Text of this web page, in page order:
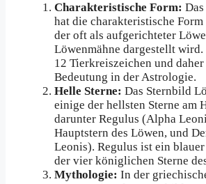
Charakteristische Form:
hat die charakteristische
der oft als aufgerichteter
Löwenmähne dargestellt wird.
12 Tierkreiszeichen und
Bedeutung in der Astrologie.
Helle Sterne: Das Sternbild
einige der hellsten Sterne am
darunter Regulus (Alpha
Hauptstern des Löwen, und
Leonis). Regulus ist ein
der vier königlichen Sterne
Mythologie: In der